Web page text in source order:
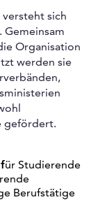
versteht sich
. Gemeinsam
Organisation
werden sie
gefördert.
ür Studierende
Berufstätige